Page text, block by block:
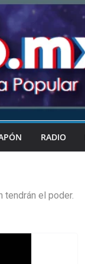
RADIO
tendrán el poder.